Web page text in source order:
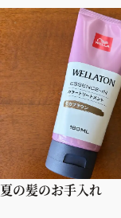
夏の髪のお手入れ